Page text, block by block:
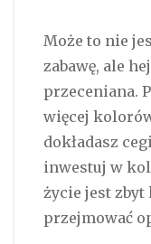
Może to nie
zabawę, ale
przeceniana.
więcej
dokładasz
inwestuj w
życie jest
przejmować